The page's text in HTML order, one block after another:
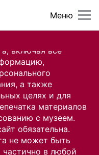
включая все
а также
целях и для
материалов
с музеем.
обязательна.
не может быть
в любой
Меню